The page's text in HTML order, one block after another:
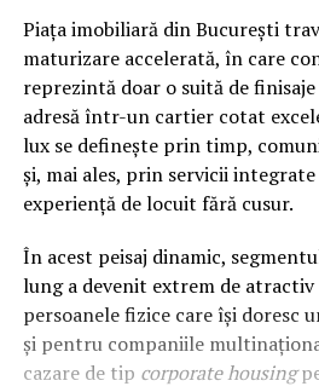
Piața imobiliară din București
maturizare accelerată, în care
reprezintă doar o suită de
adresă într-un cartier cotat
lux se definește prin timp,
și, mai ales, prin servicii
experiență de locuit fără cusur.
În acest peisaj dinamic,
lung a devenit extrem de
persoanele fizice care își doresc
și pentru companiile
cazare de tip corporate housing